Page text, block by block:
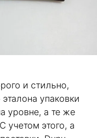
и стильно,
упаковки
уровне, а те же
учетом этого, а